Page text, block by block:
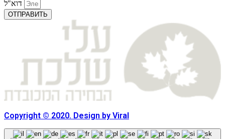
ОТПРАВИТЬ
Copyright © 2020. Design by Viral